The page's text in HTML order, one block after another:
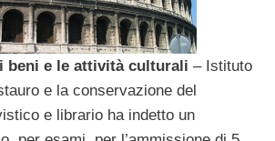
beni e le attività culturali – Istituto
e la conservazione del
e librario ha indetto un